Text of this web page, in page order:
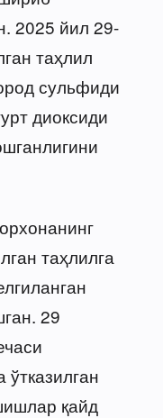
2025 йил 29-
таҳлил
сульфиди
диоксиди
таҳлилга
29
қайд